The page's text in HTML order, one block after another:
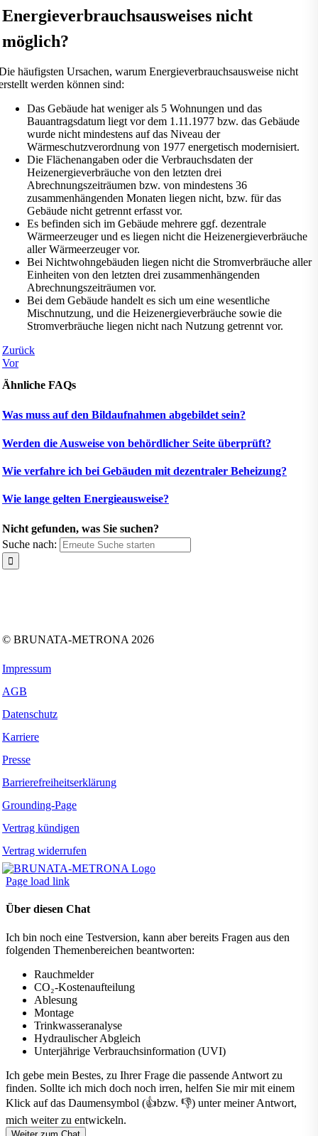
Energieverbrauchsausweises nicht
möglich?
häufigsten Ursachen, warum Energieverbrauchsausweise nicht
werden können sind:
Das Gebäude hat weniger als 5 Wohnungen und das
Bauantragsdatum liegt vor dem 1.11.1977 bzw. das Gebäude
wurde nicht mindestens auf das Niveau der
Wärmeschutzverordnung von 1977 energetisch modernisiert.
Die Flächenangaben oder die Verbrauchsdaten der
Heizenergieverbräuche von den letzten drei
Abrechnungszeiträumen bzw. von mindestens 36
zusammenhängenden Monaten liegen nicht, bzw. für das
Gebäude nicht getrennt erfasst vor.
Es befinden sich im Gebäude mehrere ggf. dezentrale
Wärmeerzeuger und es liegen nicht die Heizenergieverbräuche
aller Wärmeerzeuger vor.
Bei Nichtwohngebäuden liegen nicht die Stromverbräuche aller
Einheiten von den letzten drei zusammenhängenden
Abrechnungszeiträumen vor.
Bei dem Gebäude handelt es sich um eine wesentliche
Mischnutzung, und die Heizenergieverbräuche sowie die
Stromverbräuche liegen nicht nach Nutzung getrennt vor.
Zurück
Vor
Ähnliche FAQs
Was muss auf den Bildaufnahmen abgebildet sein?
Werden die Ausweise von behördlicher Seite überprüft?
Wie verfahre ich bei Gebäuden mit dezentraler Beheizung?
Wie lange gelten Energieausweise?
Nicht gefunden, was Sie suchen?
Suche nach:
© BRUNATA-METRONA 2026
Impressum
AGB
Datenschutz
Karriere
Presse
Barrierefreiheitserklärung
Grounding-Page
Vertrag kündigen
Vertrag widerrufen
Page load link
Über diesen Chat
Ich bin noch eine Testversion, kann aber bereits Fragen aus den
folgenden Themenbereichen beantworten:
Rauchmelder
CO₂-Kostenaufteilung
Ablesung
Montage
Trinkwasseranalyse
Hydraulischer Abgleich
Unterjährige Verbrauchsinformation (UVI)
Ich gebe mein Bestes, zu Ihrer Frage die passende Antwort zu
finden. Sollte ich mich doch noch irren, helfen Sie mir mit einem
Klick auf das Daumensymbol (👍bzw. 👎) unter meiner Antwort,
mich weiter zu entwickeln.